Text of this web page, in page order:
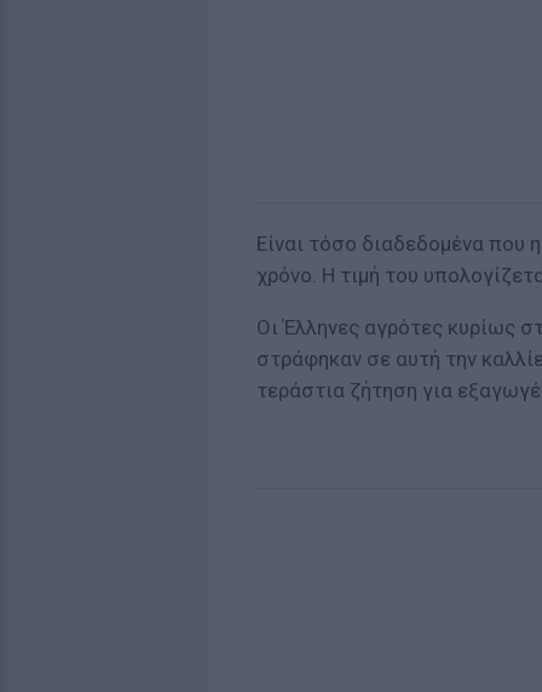
Είναι τόσο διαδεδομένα που
χρόνο. Η τιμή του
Οι Έλληνες αγρότες κυρίως
στράφηκαν σε αυτή την
τεράστια ζήτηση για